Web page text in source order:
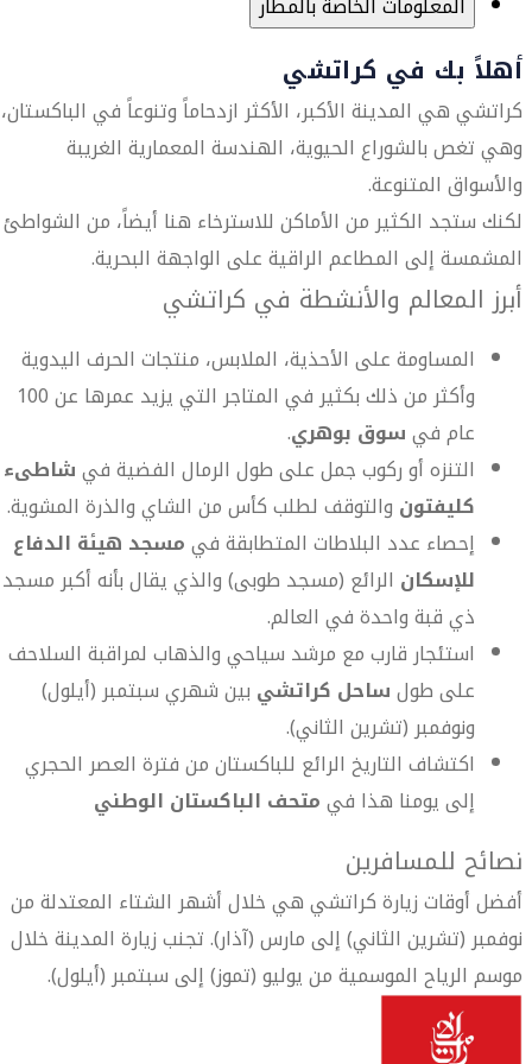
أهلاً بك في كراتشي
كراتشي هي المدينة الأكبر، الأكثر ازدحاماً وتنوعاً في الباكستان،
وهي تغص بالشوراع الحيوية، الهندسة المعمارية الغريبة
والأسواق المتنوعة.
لكنك ستجد الكثير من الأماكن للاسترخاء هنا أيضاً، من الشواطئ
المشمسة إلى المطاعم الراقية على الواجهة البحرية.
أبرز المعالم والأنشطة في كراتشي
المساومة على الأحذية، الملابس، منتجات الحرف اليدوية
وأكثر من ذلك بكثير في المتاجر التي يزيد عمرها عن 100
عام فيسوق بوهري.
التنزه أو ركوب جمل على طول الرمال الفضية فيشاطىء
كليفتون والتوقف لطلب كأس من الشاي والذرة المشوية.
إحصاء عدد البلاطات المتطابقة فيمسجد هيئة الدفاع
للإسكان الرائع (مسجد طوبى) والذي يقال بأنه أكبر مسجد
ذي قبة واحدة في العالم.
استئجار قارب مع مرشد سياحي والذهاب لمراقبة السلاحف
على طولساحل كراتشي بين شهري سبتمبر (أيلول)
ونوفمبر (تشرين الثاني).
اكتشاف التاريخ الرائع للباكستان من فترة العصر الحجري
إلى يومنا هذا فيمتحف الباكستان الوطني
نصائح للمسافرين
أفضل أوقات زيارة كراتشي هي خلال أشهر الشتاء المعتدلة من
نوفمبر (تشرين الثاني) إلى مارس (آذار). تجنب زيارة المدينة خلال
موسم الرياح الموسمية من يوليو (تموز) إلى سبتمبر (أيلول).